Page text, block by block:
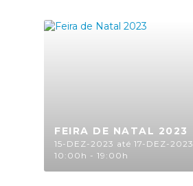
FEIRA DE NATAL 2023
15-DEZ-2023 até 17-DEZ-2023
10:00h - 19:00h